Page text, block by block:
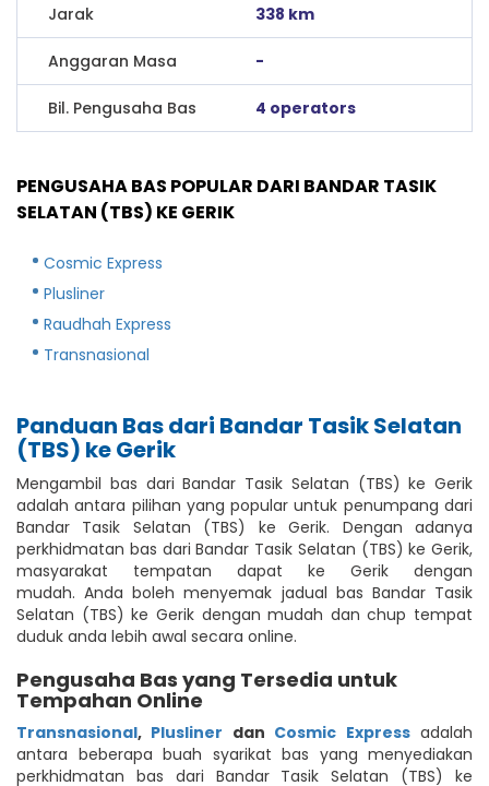
Jarak 338 km
Anggaran Masa -
Bil. Pengusaha Bas 4 operators
PENGUSAHA BAS POPULAR DARI BANDAR TASIK
SELATAN (TBS) KE GERIK
Cosmic Express
Plusliner
Raudhah Express
Transnasional
Panduan Bas dari Bandar Tasik Selatan
(TBS) ke Gerik
Mengambil bas dari Bandar Tasik Selatan (TBS) ke Gerik
adalah antara pilihan yang popular untuk penumpang dari
Bandar Tasik Selatan (TBS) ke Gerik. Dengan adanya
perkhidmatan bas dari Bandar Tasik Selatan (TBS) ke Gerik,
masyarakat tempatan dapat ke Gerik dengan
mudah. Anda boleh menyemak jadual bas Bandar Tasik
Selatan (TBS) ke Gerik dengan mudah dan chup tempat
duduk anda lebih awal secara online.
Pengusaha Bas yang Tersedia untuk
Tempahan Online
Transnasional, Plusliner dan Cosmic Expressadalah
antara beberapa buah syarikat bas yang menyediakan
perkhidmatan bas dari Bandar Tasik Selatan (TBS) ke